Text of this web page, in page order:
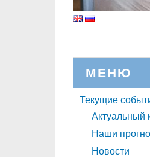
МЕНЮ
Текущие
Актуальный
Наши
Новости